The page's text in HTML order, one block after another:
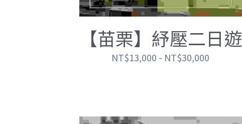
【苗栗】紓壓二日遊
NT$13,000 - NT$30,000